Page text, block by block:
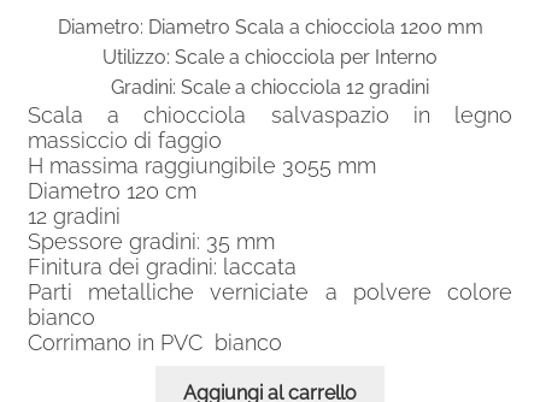
Diametro: Diametro Scala a chiocciola 1200 mm
Utilizzo: Scale a chiocciola per Interno
Gradini: Scale a chiocciola 12 gradini
Scala a chiocciola salvaspazio in legno
massiccio di faggio
H massima raggiungibile 3055 mm
Diametro 120 cm
12 gradini
Spessore gradini: 35 mm
Finitura dei gradini: laccata
Parti metalliche verniciate a polvere colore
bianco
Corrimano in PVC bianco
Aggiungi al carrello